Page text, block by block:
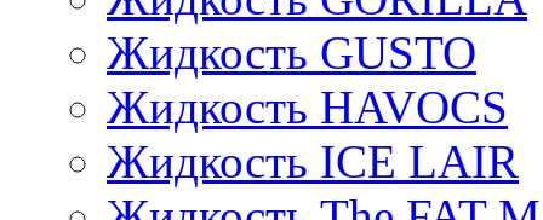
Жидкость GUSTO
Жидкость HAVOCS
Жидкость ICE LAIR